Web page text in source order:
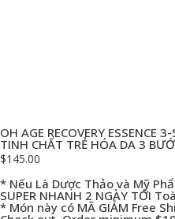
OH AGE RECOVERY ESSENCE
TINH CHẤT TRẺ HÓA DA 3
$145.00
* Nếu Là Dược Thảo và Mỹ
SUPER NHANH 2 NGÀY TỚI
* Món này có MÃ GIẢM Free